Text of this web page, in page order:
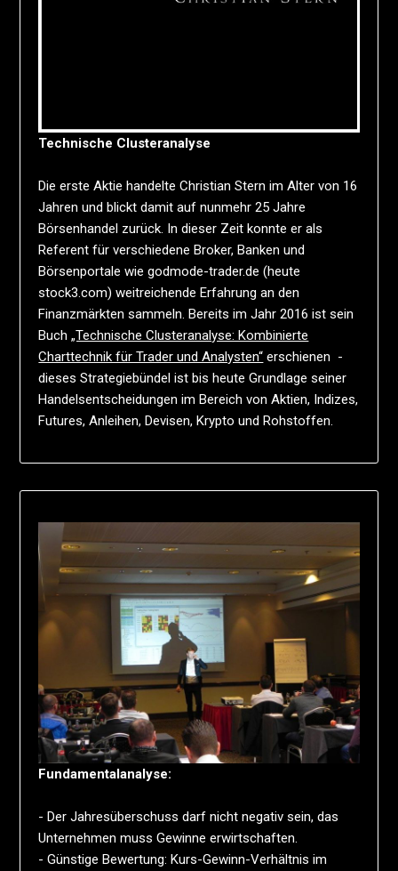
Technische Clusteranalyse
Die erste Aktie handelte Christian Stern im Alter von 16
Jahren und blickt damit auf nunmehr 25 Jahre
Börsenhandel zurück. In dieser Zeit konnte er als
Referent für verschiedene Broker, Banken und
Börsenportale wie godmode-trader.de (heute
stock3.com) weitreichende Erfahrung an den
Finanzmärkten sammeln. Bereits im Jahr 2016 ist sein
Buch„Technische Clusteranalyse: Kombinierte
Charttechnik für Trader und Analysten“ erschienen -
dieses Strategiebündel ist bis heute Grundlage seiner
Handelsentscheidungen im Bereich von Aktien, Indizes,
Futures, Anleihen, Devisen, Krypto und Rohstoffen.
Fundamentalanalyse:
- Der Jahresüberschuss darf nicht negativ sein, das
Unternehmen muss Gewinne erwirtschaften.
- Günstige Bewertung: Kurs-Gewinn-Verhältnis im